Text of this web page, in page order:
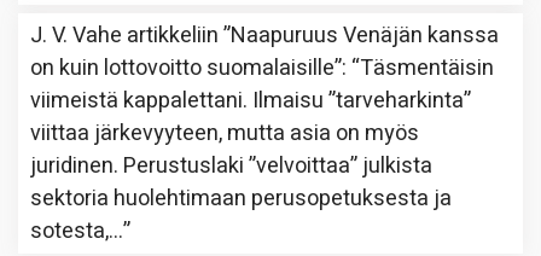
J. V. Vahe artikkeliin”Naapuruus Venäjän kanssa
on kuin lottovoitto suomalaisille”: “Täsmentäisin
viimeistä kappalettani. Ilmaisu ”tarveharkinta”
viittaa järkevyyteen, mutta asia on myös
juridinen. Perustuslaki ”velvoittaa” julkista
sektoria huolehtimaan perusopetuksesta ja
sotesta,…”